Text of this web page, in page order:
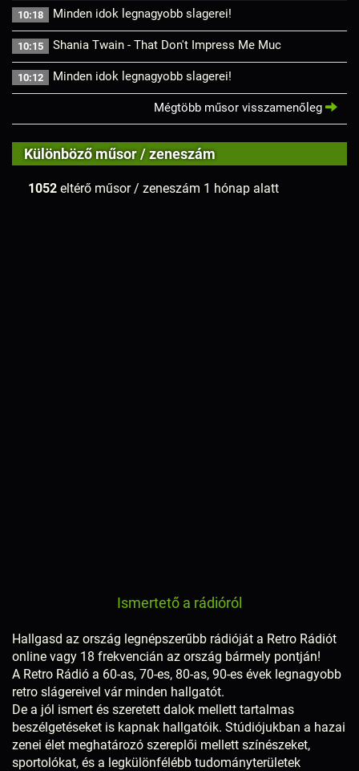
10:18 Minden idok legnagyobb slagerei!
10:15 Shania Twain - That Don't Impress Me Muc
10:12 Minden idok legnagyobb slagerei!
Mégtöbb műsor visszamenőleg
Különböző műsor / zeneszám
1052 eltérő műsor / zeneszám 1 hónap alatt
Ismertető a rádióról
Hallgasd az ország legnépszerűbb rádióját a Retro Rádiót
online vagy 18 frekvencián az ország bármely pontján!
A Retro Rádió a 60-as, 70-es, 80-as, 90-es évek legnagyobb
retro slágereivel vár minden hallgatót.
De a jól ismert és szeretett dalok mellett tartalmas
beszélgetéseket is kapnak hallgatóik. Stúdiójukban a hazai
zenei élet meghatározó szereplői mellett színészeket,
sportolókat, és a legkülönfélébb tudományterületek